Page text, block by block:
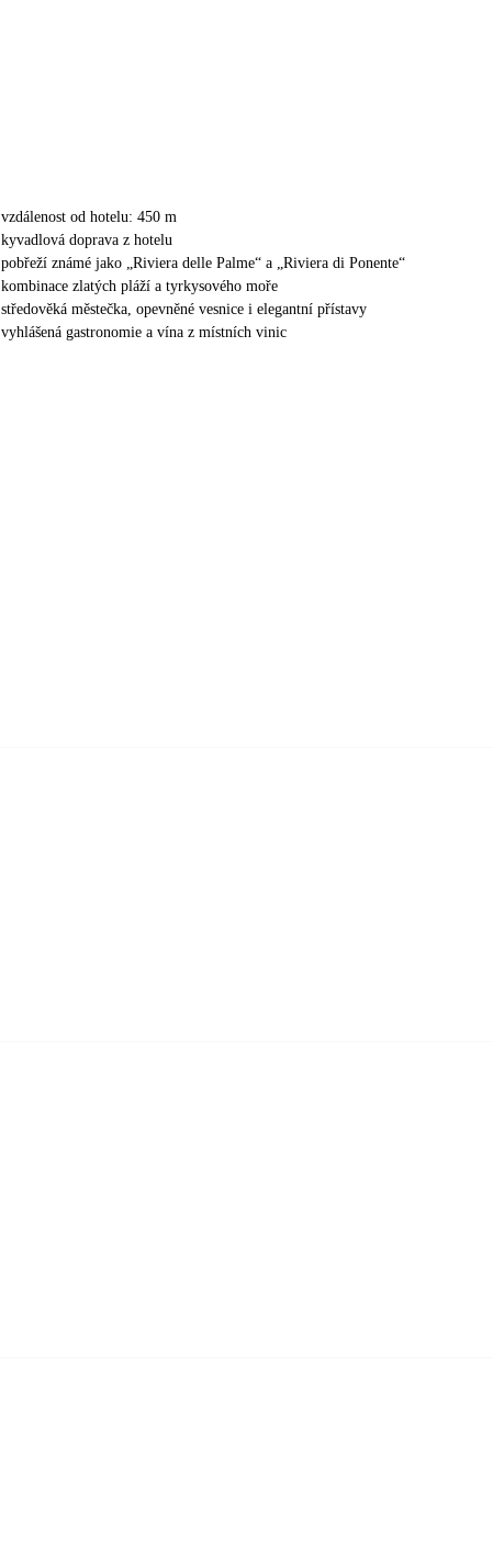
vzdálenost od hotelu: 450 m
kyvadlová doprava z hotelu
pobřeží známé jako „Riviera delle Palme“ a „Riviera di Ponente“
kombinace zlatých pláží a tyrkysového moře
středověká městečka, opevněné vesnice i elegantní přístavy
vyhlášená gastronomie a vína z místních vinic